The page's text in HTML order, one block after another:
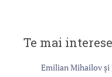
Te mai
Emilian Mihailov și